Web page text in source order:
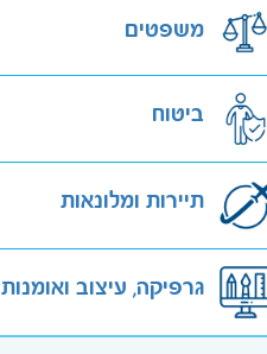
משפטים
ביטוח
תיירות ומלונאות
גרפיקה, עיצוב ואומנות